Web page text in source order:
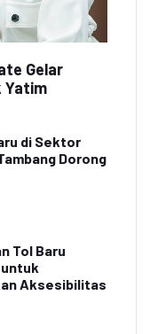
Gelar
Yatim
di Sektor
Dorong
Tol Baru
Aksesibilitas